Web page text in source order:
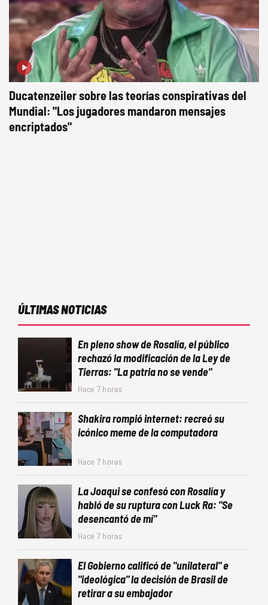
Ducatenzeiler sobre las teorías conspirativas del
Mundial: "Los jugadores mandaron mensajes
encriptados"
ÚLTIMAS NOTICIAS
En pleno show de Rosalía, el público
rechazó la modificación de la Ley de
Tierras: "La patria no se vende"
Hace 7 horas
Shakira rompió internet: recreó su
icónico meme de la computadora
Hace 7 horas
La Joaqui se confesó con Rosalía y
habló de su ruptura con Luck Ra: "Se
desencantó de mí"
Hace 7 horas
El Gobierno calificó de "unilateral" e
"ideológica" la decisión de Brasil de
retirar a su embajador